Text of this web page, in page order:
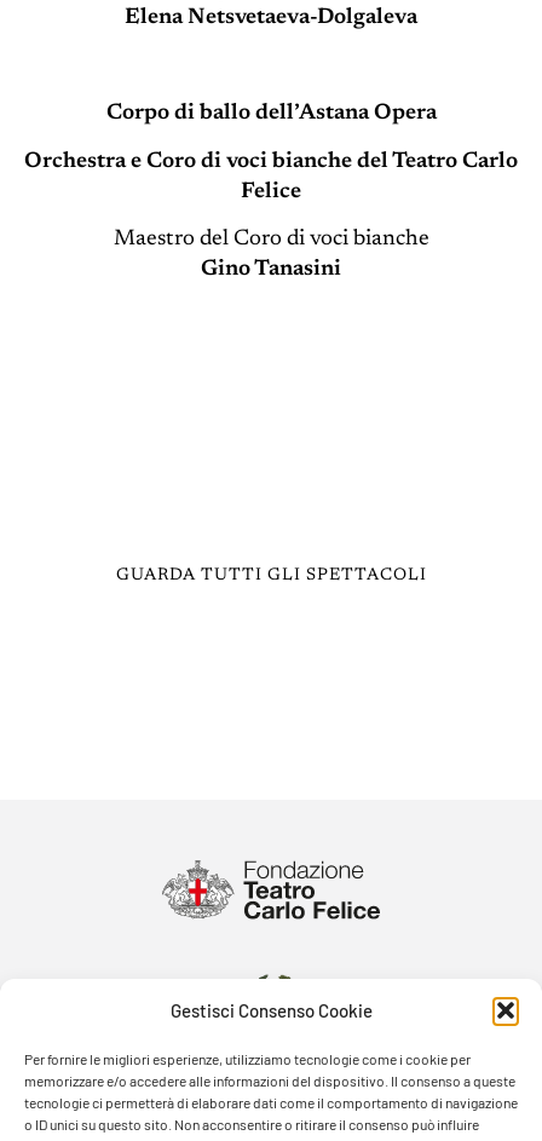
Gestisci Consenso Cookie
Per fornire le migliori esperienze, utilizziamo tecnologie come i cookie per
memorizzare e/o accedere alle informazioni del dispositivo. Il consenso a queste
tecnologie ci permetterà di elaborare dati come il comportamento di navigazione
o ID unici su questo sito. Non acconsentire o ritirare il consenso può influire
Elena Netsvetaeva-Dolgaleva
Corpo di ballo dell’Astana Opera
Orchestra e Coro di voci bianche del Teatro Carlo
Felice
Maestro del Coro di voci bianche
Gino Tanasini
GUARDA TUTTI GLI SPETTACOLI